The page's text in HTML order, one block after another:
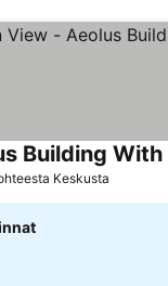
Building
Keskusta